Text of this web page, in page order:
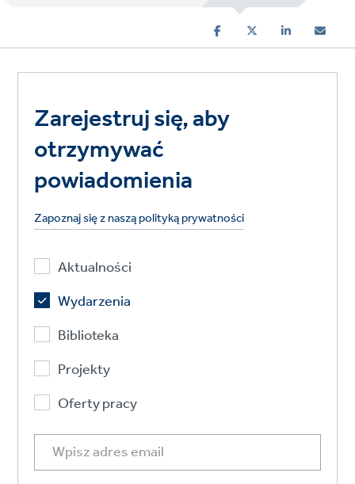
Zarejestruj się, aby
otrzymywać
powiadomienia
Zapoznaj się z naszą polityką prywatności
Aktualności
Wydarzenia
Biblioteka
Projekty
Oferty pracy